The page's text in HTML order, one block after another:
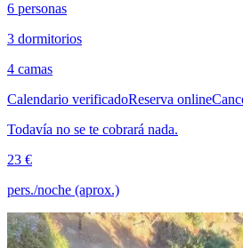
6 personas
3 dormitorios
4 camas
Calendario verificadoReserva online
Todavía no se te cobrará nada.
23 €
pers./noche (aprox.)